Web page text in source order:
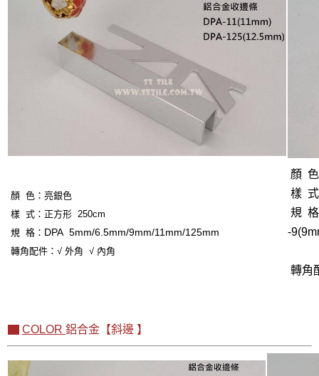
顏 色： 亮銀色
樣 式：正方形 250cm
規 格： DPA 5mm/6.5mm/9mm/11mm/125mm
轉角配件：√ 外角 √ 內角
顏
樣
規
-
轉角
COLOR 鋁合金【斜邊 】